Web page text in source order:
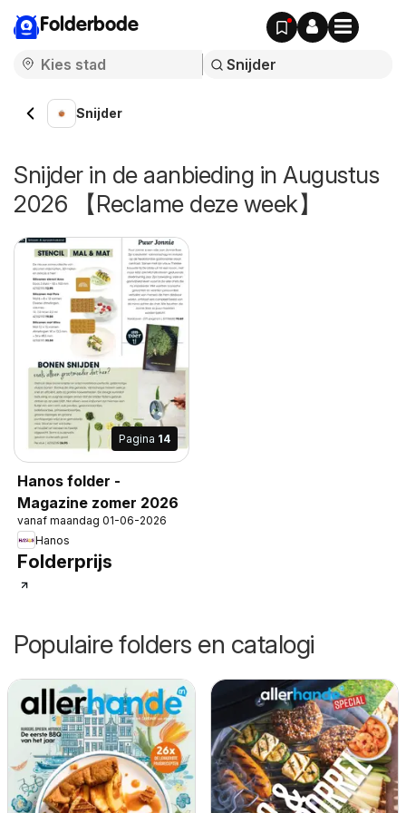
Folderbode
Snijder
Snijder in de aanbieding in Augustus
2026 【Reclame deze week】
Pagina 14
Hanos folder -
Magazine zomer 2026
vanaf maandag 01-06-2026
Hanos
Folderprijs
Populaire folders en catalogi